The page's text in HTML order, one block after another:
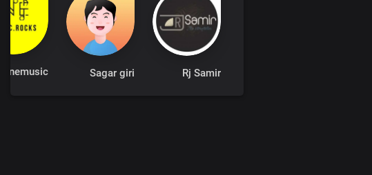
Rj Samir
Sagar giri
nemusic